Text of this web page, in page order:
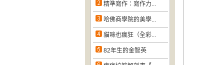
精準寫作：寫作力...
哈佛商學院的美學...
貓咪也瘋狂（全彩...
82年生的金智英